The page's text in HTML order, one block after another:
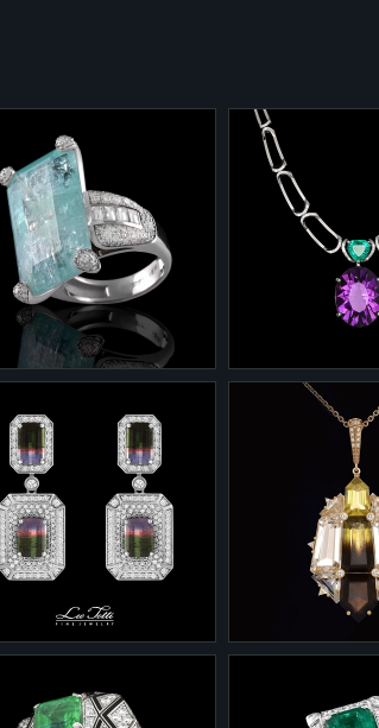
843/3
из коллекции
изделия" 1-
3
золото 585 - 14,06
бриллианты
Колье с
ограненным
каратов,
каратов и 2мя
бриллиантов.
снимается и
превращается
повседневное.
0119 3-0079/11